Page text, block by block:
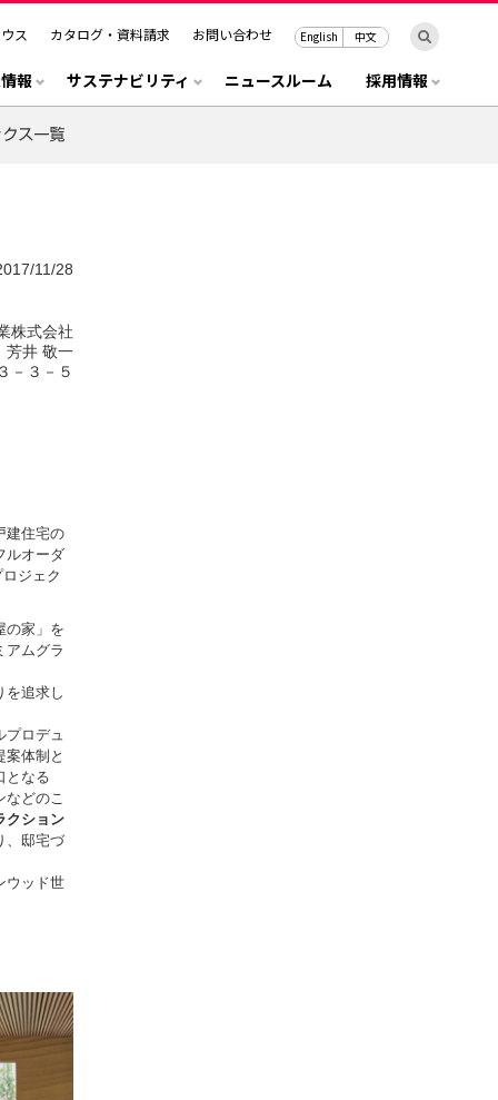
ス カタログ・資料請求 お問い合わせ English 中文
報 サステナビリティ ニュースルーム 採用情報
11/28
株式会社
井 敬一
－３－５
建住宅の
ルオーダ
ジェク
の家」を
アムグラ
を追求し
ロデュ
案体制と
となる
などのこ
クション
、邸宅づ
ウッド世